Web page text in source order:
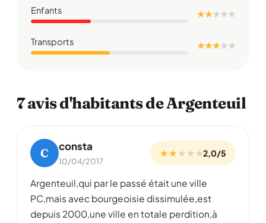
Enfants ★ ★★★★
Transports ★ ★ ★★★
7 avis d'habitants de Argenteuil
C consta
10/04/2017
★ ★★ ★ ★2,0/5
Argenteuil,qui par le passé était une ville
PC,mais avec bourgeoisie dissimulée,est
depuis 2000,une ville en totale perdition,à